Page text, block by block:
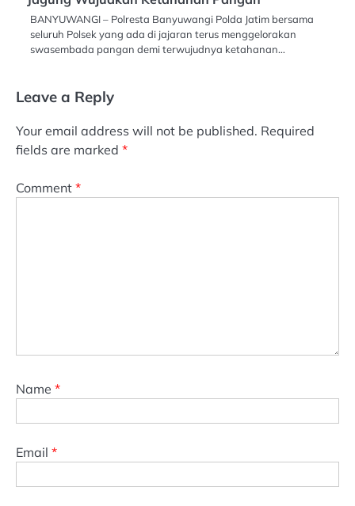
BANYUWANGI – Polresta Banyuwangi Polda Jatim bersama
seluruh Polsek yang ada di jajaran terus menggelorakan
swasembada pangan demi terwujudnya ketahanan…
Leave a Reply
Your email address will not be published. Required
fields are marked *
Comment *
Name *
Email *